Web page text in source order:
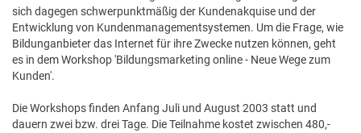
sich dagegen schwerpunktmäßig der Kundenakquise und der
Entwicklung von Kundenmanagementsystemen. Um die Frage, wie
Bildunganbieter das Internet für ihre Zwecke nutzen können, geht
es in dem Workshop 'Bildungsmarketing online - Neue Wege zum
Kunden'.
Die Workshops finden Anfang Juli und August 2003 statt und
dauern zwei bzw. drei Tage. Die Teilnahme kostet zwischen 480,-